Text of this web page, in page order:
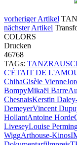
vorheriger Artikel
nächster Artikel
COLORS
Drucken
46768
TAGs:
C'ÉTAIT DE
ChihaGisèle Vienne
BompyMikaël Barre
ChesnaisKerstin
DemeyerVincent
HollantAntoine Horde
LiveseyLouise
WiggArthouse-Kinos